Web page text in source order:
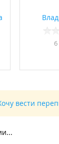
вести